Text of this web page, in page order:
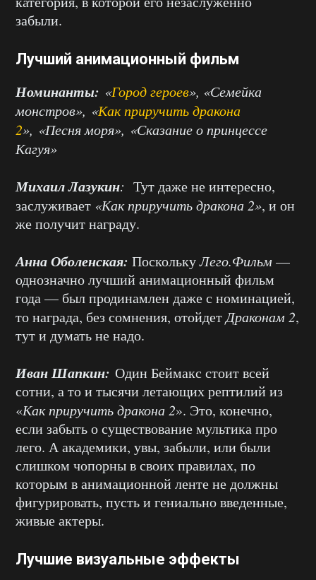
забыли.
Лучший анимационный фильм
Номинанты: «Город героев», «Семейка
монстров», «Как приручить дракона
2», «Песня моря», «Сказание о принцессе
Кагуя»
Михаил Лазукин: Тут даже не интересно,
заслуживает «Как приручить дракона 2», и он
же получит награду.
Анна Оболенская: ПосколькуЛего.Фильм—
однозначно лучший анимационный фильм
года — был продинамлен даже с номинацией,
то награда, без сомнения, отойдетДраконам 2,
тут и думать не надо.
Иван Шапкин: Один Беймакс стоит всей
сотни, а то и тысячи летающих рептилий из
«Как приручить дракона 2». Это, конечно,
если забыть о существование мультика про
лего. А академики, увы, забыли, или были
слишком чопорны в своих правилах, по
которым в анимационной ленте не должны
фигурировать, пусть и гениально введенные,
живые актеры.
Лучшие визуальные эффекты